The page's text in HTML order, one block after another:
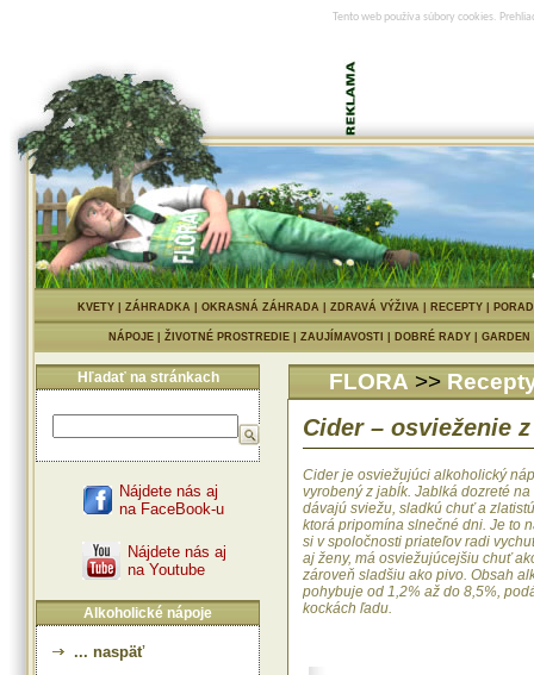
Tento web používa súbory cookies.
KVETY| ZÁHRADKA| OKRASNÁ ZÁHRADA| ZDRAVÁ VÝŽIVA| RECEPTY|
NÁPOJE ŽIVOTNÉ PROSTREDIE ZAUJÍMAVOSTI DOBRÉ RADY
Hľadať na stránkach
Nájdete nás aj
na FaceBook-u
Nájdete nás aj
na Youtube
Alkoholické nápoje
... naspäť
FLORA >>
Cider – osvieženie
Cider je osviežujúci alkoholický
vyrobený z jabĺk. Jablká dozreté na
dávajú sviežu, sladkú chuť a
ktorá pripomína slnečné dni. Je to
si v spoločnosti priateľov radi
aj ženy, má osviežujúcejšiu chuť
zároveň sladšiu ako pivo. Obsah
pohybuje od 1,2% až do 8,5%,
kockách ľadu.